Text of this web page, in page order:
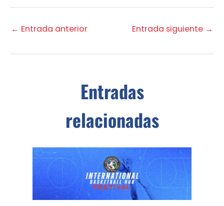
← Entrada anterior Entrada siguiente →
Entradas
relacionadas